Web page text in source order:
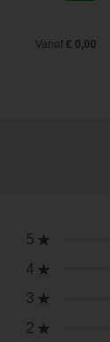
Vanaf € 0,00
5
4
3
2